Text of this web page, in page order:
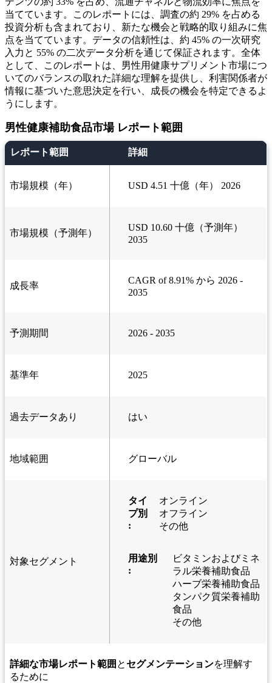
当てています。このレポートには、調査の約 29% を占める
投資分析も含まれており、新たな機会と戦略的取り組みに焦
点を当てています。データの信頼性は、約 45% の一次研究
入力と 55% の二次データ分析を通じて保証されます。全体
として、このレポートは、男性用健康サプリメント市場につ
いてのバランスの取れた詳細な理解を提供し、利害関係者が
情報に基づいた意思決定を行い、成長の機会を特定できるよ
うにします。
男性健康補助食品市場 レポート範囲
レポート範囲 詳細
市場規模（年） USD 4.51 十億（年） 2026
市場規模（予測年）
USD 10.60 十億（予測年）
2035
成長率
CAGR of 8.91% から 2026 -
2035
予測期間 2026 - 2035
基準年 2025
過去データあり はい
地域範囲 グローバル
対象セグメント
タイ
プ別
:
オンライン
オフライン
その他
用途別
:
ビタミンおよびミネ
ラル栄養補助食品
ハーブ栄養補助食品
タンパク質栄養補助
食品
その他
詳細な市場レポート範囲 と セグメンテーションを理解す
るために